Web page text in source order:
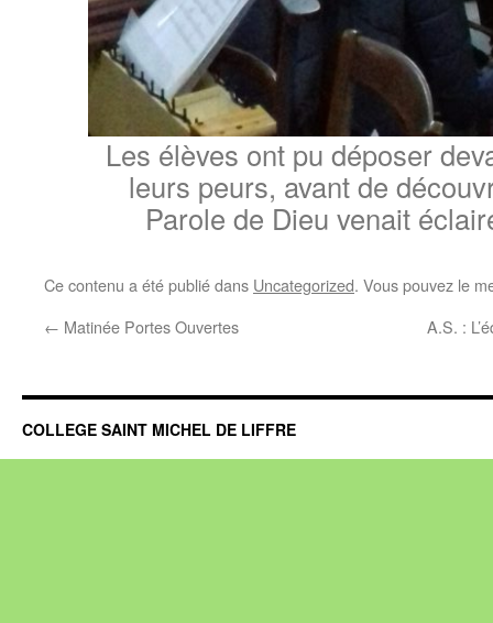
Les élèves ont pu déposer
leurs peurs, avant de
Parole de Dieu venait
Ce contenu a été publié dans Uncategorized. Vous pouvez le
← Matinée Portes Ouvertes A.S. :
COLLEGE SAINT MICHEL DE LIFFRE